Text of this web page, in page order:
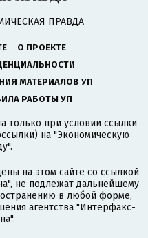
ПРАВДА
О ПРОЕКТЕ
МАТЕРИАЛОВ УП
РАБОТЫ УП
только при условии ссылки
на "Экономическую
на этом сайте со ссылкой
, не подлежат дальнейшему
в любой форме,
агентства "Интерфакс-